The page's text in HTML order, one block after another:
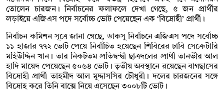
তোলেন চারজন। নির্বাচনের ফলাফলে দেখা গেছে, ৫ জন প্রার্থীর
লড়াইয়ে এজিএস পদে সর্বোচ্চ ভোট পেয়েছেন এক ‘বিদ্রোহী’ প্রার্থী।
নির্বাচন কমিশন সূত্রে জানা গেছে, ডাকসু নির্বাচনে এজিএস পদে সর্বোচ্চ
১১ হাজার ৭৭২ ভোট পেয়ে নির্বাচিত হয়েছেন শিবিরের ঢাবি সেক্রেটারি
মহিউদ্দিন খান। তার নিকটতম প্রতিদ্বন্দ্বী ছাত্রদলের প্রার্থী তানভীর আল
হাদি মায়েদ পেয়েছেন ৫০৬৪ ভোট। তৃতীয় অবস্থানে রয়েছেন বাগছাসের
বিদ্রোহী প্রার্থী তাহমীদ আল মুদ্দাসসির চৌধুরী। দলের চারজনের সঙ্গে
বিদ্রোহ করে তিনি বাক্সে নিয়ে এসেছেন ৩০০৮টি ভোট।